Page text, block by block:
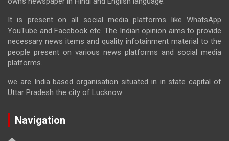
It is present on all social media platforms like WhatsApp
YouTube and Facebook etc. The Indian opinion aims to provide
necessary news items and quality infotainment material to the
people present on various news platforms and social media
platforms.
we are India based organisation situated in in state capital of
Uttar Pradesh the city of Lucknow
Navigation